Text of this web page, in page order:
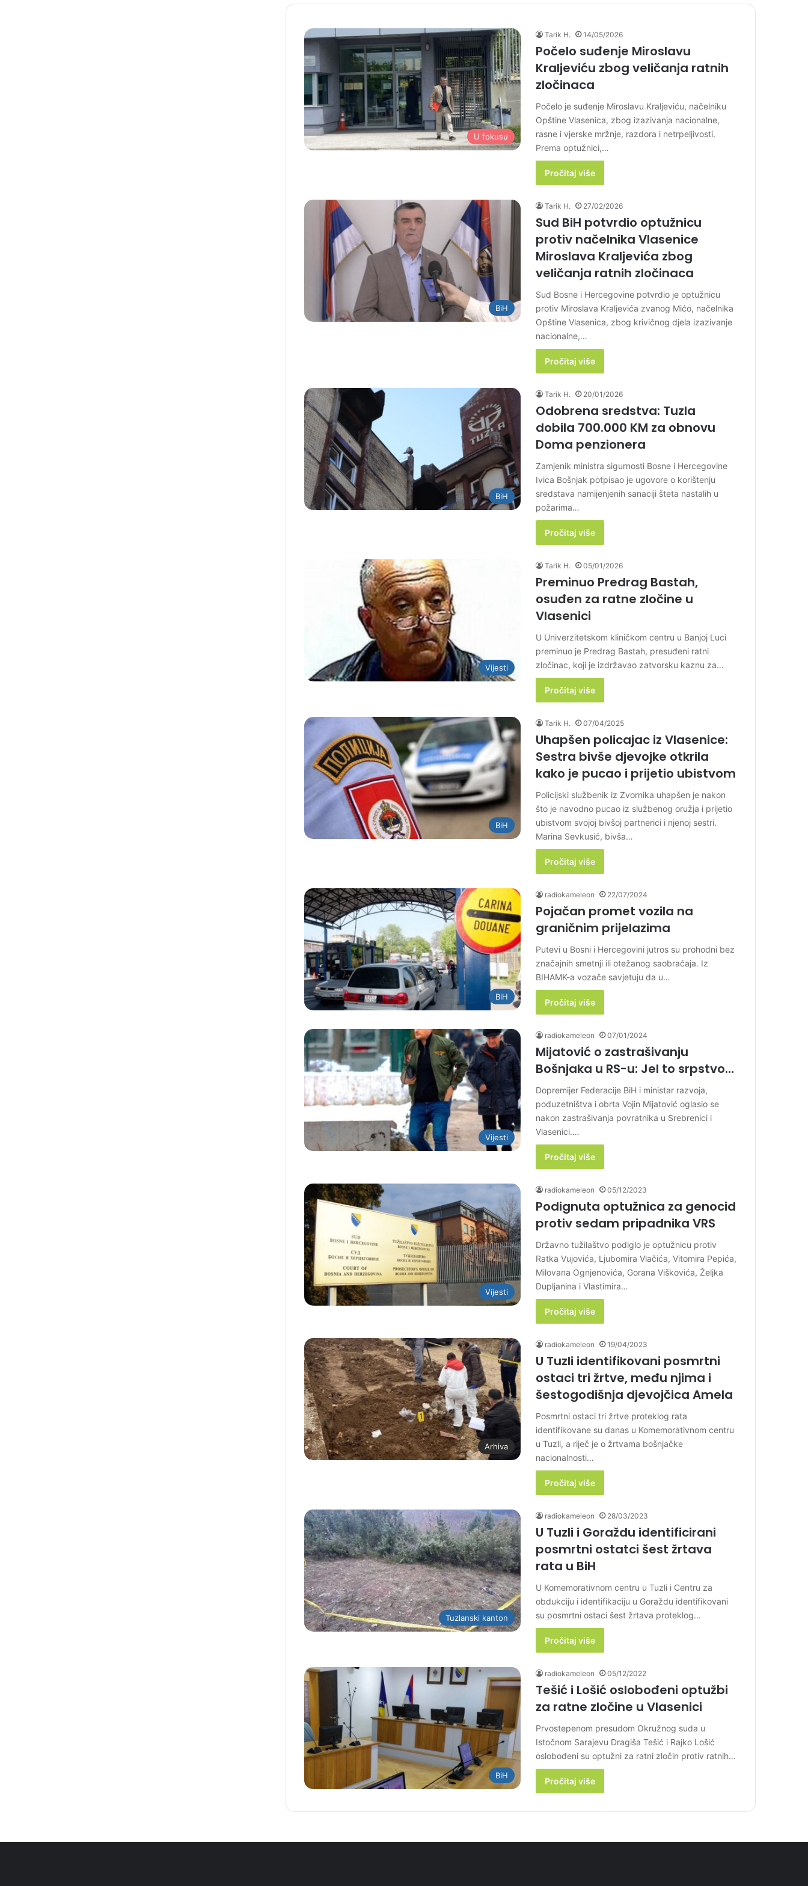
U fokusu
Tarik H. 14/05/2026
Počelo suđenje Miroslavu
Kraljeviću zbog veličanja ratnih
zločinaca
Počelo je suđenje Miroslavu Kraljeviću, načelniku
Opštine Vlasenica, zbog izazivanja nacionalne,
rasne i vjerske mržnje, razdora i netrpeljivosti.
Prema optužnici,…
Pročitaj više
BiH
Tarik H. 27/02/2026
Sud BiH potvrdio optužnicu
protiv načelnika Vlasenice
Miroslava Kraljevića zbog
veličanja ratnih zločinaca
Sud Bosne i Hercegovine potvrdio je optužnicu
protiv Miroslava Kraljevića zvanog Mićo, načelnika
Opštine Vlasenica, zbog krivičnog djela izazivanje
nacionalne,…
Pročitaj više
BiH
Tarik H. 20/01/2026
Odobrena sredstva: Tuzla
dobila 700.000 KM za obnovu
Doma penzionera
Zamjenik ministra sigurnosti Bosne i Hercegovine
Ivica Bošnjak potpisao je ugovore o korištenju
sredstava namijenjenih sanaciji šteta nastalih u
požarima…
Pročitaj više
Vijesti
Tarik H. 05/01/2026
Preminuo Predrag Bastah,
osuđen za ratne zločine u
Vlasenici
U Univerzitetskom kliničkom centru u Banjoj Luci
preminuo je Predrag Bastah, presuđeni ratni
zločinac, koji je izdržavao zatvorsku kaznu za…
Pročitaj više
BiH
Tarik H. 07/04/2025
Uhapšen policajac iz Vlasenice:
Sestra bivše djevojke otkrila
kako je pucao i prijetio ubistvom
Policijski službenik iz Zvornika uhapšen je nakon
što je navodno pucao iz službenog oružja i prijetio
ubistvom svojoj bivšoj partnerici i njenoj sestri.
Marina Sevkusić, bivša…
Pročitaj više
BiH
radiokameleon 22/07/2024
Pojačan promet vozila na
graničnim prijelazima
Putevi u Bosni i Hercegovini jutros su prohodni bez
značajnih smetnji ili otežanog saobraćaja. Iz
BIHAMK-a vozače savjetuju da u…
Pročitaj više
Vijesti
radiokameleon 07/01/2024
Mijatović o zastrašivanju
Bošnjaka u RS-u: Jel to srpstvo…
Dopremijer Federacije BiH i ministar razvoja,
poduzetništva i obrta Vojin Mijatović oglasio se
nakon zastrašivanja povratnika u Srebrenici i
Vlasenici.…
Pročitaj više
Vijesti
radiokameleon 05/12/2023
Podignuta optužnica za genocid
protiv sedam pripadnika VRS
Državno tužilaštvo podiglo je optužnicu protiv
Ratka Vujovića, Ljubomira Vlačića, Vitomira Pepića,
Milovana Ognjenovića, Gorana Viškovića, Željka
Dupljanina i Vlastimira…
Pročitaj više
Arhiva
radiokameleon 19/04/2023
U Tuzli identifikovani posmrtni
ostaci tri žrtve, među njima i
šestogodišnja djevojčica Amela
Posmrtni ostaci tri žrtve proteklog rata
identifikovane su danas u Komemorativnom centru
u Tuzli, a riječ je o žrtvama bošnjačke
nacionalnosti…
Pročitaj više
Tuzlanski kanton
radiokameleon 28/03/2023
U Tuzli i Goraždu identificirani
posmrtni ostatci šest žrtava
rata u BiH
U Komemorativnom centru u Tuzli i Centru za
obdukciju i identifikaciju u Goraždu identifikovani
su posmrtni ostaci šest žrtava proteklog…
Pročitaj više
BiH
radiokameleon 05/12/2022
Tešić i Lošić oslobođeni optužbi
za ratne zločine u Vlasenici
Prvostepenom presudom Okružnog suda u
Istočnom Sarajevu Dragiša Tešić i Rajko Lošić
oslobođeni su optužni za ratni zločin protiv ratnih…
Pročitaj više